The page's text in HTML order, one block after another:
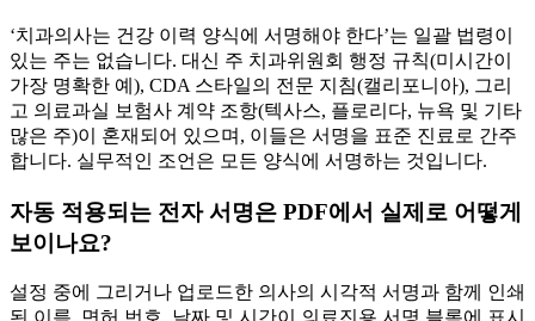
‘치과의사는 건강 이력 양식에 서명해야 한다’는 일괄 법령이
있는 주는 없습니다. 대신 주 치과위원회 행정 규칙(미시간이
가장 명확한 예), CDA 스타일의 전문 지침(캘리포니아), 그리
고 의료과실 보험사 계약 조항(텍사스, 플로리다, 뉴욕 및 기타
많은 주)이 혼재되어 있으며, 이들은 서명을 표준 진료로 간주
합니다. 실무적인 조언은 모든 양식에 서명하는 것입니다.
자동 적용되는 전자 서명은 PDF에서 실제로 어떻게
보이나요?
설정 중에 그리거나 업로드한 의사의 시각적 서명과 함께 인쇄